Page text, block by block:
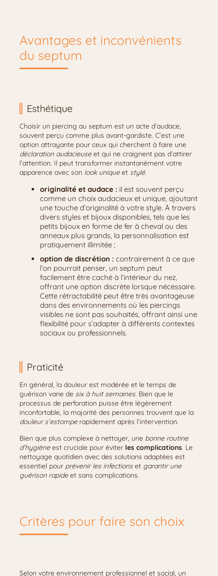
Avantages et inconvénients
du septum
Esthétique
Choisir un piercing au septum est un acte d’audace,
souvent perçu comme plus avant-gardiste. C’est une
option attrayante pour ceux qui cherchent à faire une
déclaration audacieuseet qui ne craignent pas d’attirer
l’attention. Il peut transformer instantanément votre
apparence avec son look uniqueet stylé.
originalité et audace : il est souvent perçu
comme un choix audacieux et unique, ajoutant
une touche d’originalité à votre style. À travers
divers styles et bijoux disponibles, tels que les
petits bijoux en forme de fer à cheval ou des
anneaux plus grands, la personnalisation est
pratiquement illimitée ;
option de discrétion : contrairement à ce que
l’on pourrait penser, un septum peut
facilement être caché à l’intérieur du nez,
offrant une option discrète lorsque nécessaire.
Cette rétractabilité peut être très avantageuse
dans des environnements où les piercings
visibles ne sont pas souhaités, offrant ainsi une
flexibilité pour s’adapter à différents contextes
sociaux ou professionnels.
Praticité
En général, la douleur est modérée et le temps de
guérison varie de six à huit semaines. Bien que le
processus de perforation puisse être légèrement
inconfortable, la majorité des personnes trouvent que la
douleur s’estomperapidement après l’intervention.
Bien que plus complexe à nettoyer, une bonne routine
d’hygièneest cruciale pour éviter les complications. Le
nettoyage quotidien avec des solutions adaptées est
essentiel pour prévenir les infectionset garantir une
guérison rapideet sans complications.
Critères pour faire son choix
Selon votre environnement professionnel et social, un